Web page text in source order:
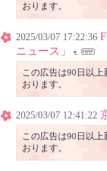
おります。
2025/03/07 17:22:36
ニュース」
この広告は90日以
おります。
2025/03/07 12:41:22
この広告は90日以
おります。